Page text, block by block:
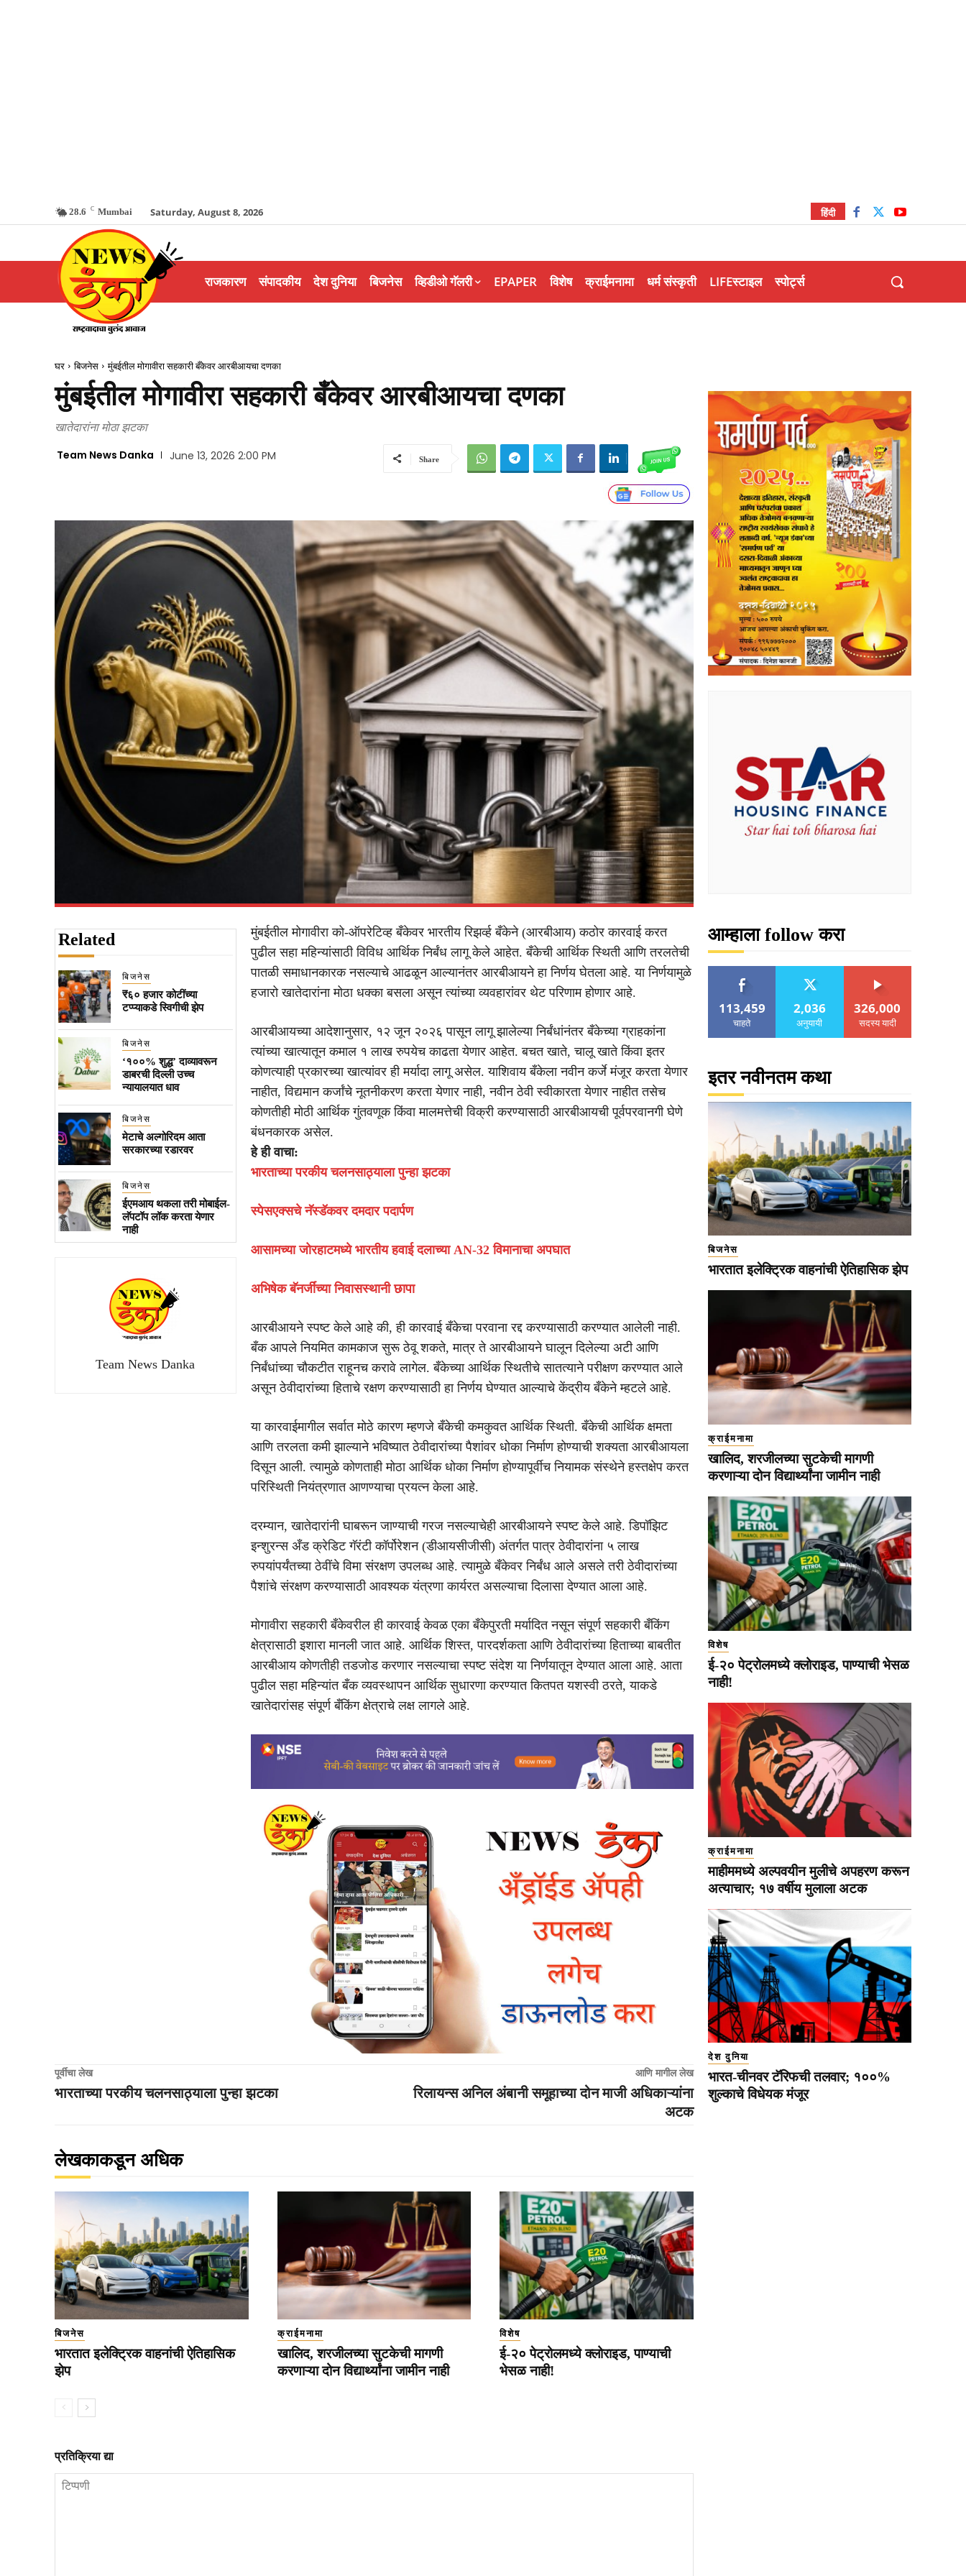
28.6 C Mumbai Saturday, August 8, 2026 हिंदी
राजकारण संपादकीय देश दुनिया बिजनेस व्हिडीओ गॅलरी EPAPER विशेष क्राईमनामा धर्म संस्कृती LIFEस्टाइल स्पोर्ट्स
घर बिजनेस मुंबईतील मोगावीरा सहकारी बँकेवर आरबीआयचा दणका
मुंबईतील मोगावीरा सहकारी बँकेवर आरबीआयचा दणका
खातेदारांना मोठा झटका
Team News Danka June 13, 2026 2:00 PM Share
Related
बिजनेस
₹६० हजार कोटींच्या
टप्प्याकडे स्विगीची झेप
बिजनेस
‘१००% शुद्ध’ दाव्यावरून
डाबरची दिल्ली उच्च
न्यायालयात धाव
बिजनेस
मेटाचे अल्गोरिदम आता
सरकारच्या रडारवर
बिजनेस
ईएमआय थकला तरी मोबाईल-
लॅपटॉप लॉक करता येणार
नाही
Team News Danka
मुंबईतील मोगावीरा को-ऑपरेटिव्ह बँकेवर भारतीय रिझर्व्ह बँकेने (आरबीआय) कठोर कारवाई करत
पुढील सहा महिन्यांसाठी विविध आर्थिक निर्बंध लागू केले आहेत. बँकेची आर्थिक स्थिती आणि तरलतेची
पातळी समाधानकारक नसल्याचे आढळून आल्यानंतर आरबीआयने हा निर्णय घेतला आहे. या निर्णयामुळे
हजारो खातेदारांना मोठा धक्का बसला असून त्यांच्या व्यवहारांवर थेट परिणाम होणार आहे.
आरबीआयच्या आदेशानुसार, १२ जून २०२६ पासून लागू झालेल्या निर्बंधांनंतर बँकेच्या ग्राहकांना
त्यांच्या खात्यातून कमाल १ लाख रुपयेच काढता येणार आहेत. बचत खाते, चालू खाते किंवा इतर
कोणत्याही प्रकारच्या खात्यांवर ही मर्यादा लागू असेल. याशिवाय बँकेला नवीन कर्जे मंजूर करता येणार
नाहीत, विद्यमान कर्जांचे नूतनीकरण करता येणार नाही, नवीन ठेवी स्वीकारता येणार नाहीत तसेच
कोणतीही मोठी आर्थिक गुंतवणूक किंवा मालमत्तेची विक्री करण्यासाठी आरबीआयची पूर्वपरवानगी घेणे
बंधनकारक असेल.
हे ही वाचा:
भारताच्या परकीय चलनसाठ्याला पुन्हा झटका
स्पेसएक्सचे नॅस्डॅकवर दमदार पदार्पण
आसामच्या जोरहाटमध्ये भारतीय हवाई दलाच्या AN-32 विमानाचा अपघात
अभिषेक बॅनर्जींच्या निवासस्थानी छापा
आरबीआयने स्पष्ट केले आहे की, ही कारवाई बँकेचा परवाना रद्द करण्यासाठी करण्यात आलेली नाही.
बँक आपले नियमित कामकाज सुरू ठेवू शकते, मात्र ते आरबीआयने घालून दिलेल्या अटी आणि
निर्बंधांच्या चौकटीत राहूनच करावे लागेल. बँकेच्या आर्थिक स्थितीचे सातत्याने परीक्षण करण्यात आले
असून ठेवीदारांच्या हिताचे रक्षण करण्यासाठी हा निर्णय घेण्यात आल्याचे केंद्रीय बँकेने म्हटले आहे.
या कारवाईमागील सर्वात मोठे कारण म्हणजे बँकेची कमकुवत आर्थिक स्थिती. बँकेची आर्थिक क्षमता
आणि तरलता कमी झाल्याने भविष्यात ठेवीदारांच्या पैशांवर धोका निर्माण होण्याची शक्यता आरबीआयला
दिसून आली. त्यामुळे कोणताही मोठा आर्थिक धोका निर्माण होण्यापूर्वीच नियामक संस्थेने हस्तक्षेप करत
परिस्थिती नियंत्रणात आणण्याचा प्रयत्न केला आहे.
दरम्यान, खातेदारांनी घाबरून जाण्याची गरज नसल्याचेही आरबीआयने स्पष्ट केले आहे. डिपॉझिट
इन्शुरन्स अँड क्रेडिट गॅरंटी कॉर्पोरेशन (डीआयसीजीसी) अंतर्गत पात्र ठेवीदारांना ५ लाख
रुपयांपर्यंतच्या ठेवींचे विमा संरक्षण उपलब्ध आहे. त्यामुळे बँकेवर निर्बंध आले असले तरी ठेवीदारांच्या
पैशांचे संरक्षण करण्यासाठी आवश्यक यंत्रणा कार्यरत असल्याचा दिलासा देण्यात आला आहे.
मोगावीरा सहकारी बँकेवरील ही कारवाई केवळ एका बँकेपुरती मर्यादित नसून संपूर्ण सहकारी बँकिंग
क्षेत्रासाठी इशारा मानली जात आहे. आर्थिक शिस्त, पारदर्शकता आणि ठेवीदारांच्या हिताच्या बाबतीत
आरबीआय कोणतीही तडजोड करणार नसल्याचा स्पष्ट संदेश या निर्णयातून देण्यात आला आहे. आता
पुढील सहा महिन्यांत बँक व्यवस्थापन आर्थिक सुधारणा करण्यात कितपत यशस्वी ठरते, याकडे
खातेदारांसह संपूर्ण बँकिंग क्षेत्राचे लक्ष लागले आहे.
पूर्वीचा लेख
भारताच्या परकीय चलनसाठ्याला पुन्हा झटका
आणि मागील लेख
रिलायन्स अनिल अंबानी समूहाच्या दोन माजी अधिकाऱ्यांना
अटक
लेखकाकडून अधिक
बिजनेस
भारतात इलेक्ट्रिक वाहनांची ऐतिहासिक
झेप
क्राईमनामा
खालिद, शरजीलच्या सुटकेची मागणी
करणाऱ्या दोन विद्यार्थ्यांना जामीन नाही
विशेष
ई-२० पेट्रोलमध्ये क्लोराइड, पाण्याची
भेसळ नाही!
प्रतिक्रिया द्या
आम्हाला follow करा
113,459
चाहते
2,036
अनुयायी
326,000
सदस्य यादी
इतर नवीनतम कथा
बिजनेस
भारतात इलेक्ट्रिक वाहनांची ऐतिहासिक झेप
क्राईमनामा
खालिद, शरजीलच्या सुटकेची मागणी
करणाऱ्या दोन विद्यार्थ्यांना जामीन नाही
विशेष
ई-२० पेट्रोलमध्ये क्लोराइड, पाण्याची भेसळ
नाही!
क्राईमनामा
माहीममध्ये अल्पवयीन मुलीचे अपहरण करून
अत्याचार; १७ वर्षीय मुलाला अटक
देश दुनिया
भारत-चीनवर टॅरिफची तलवार; १००%
शुल्काचे विधेयक मंजूर